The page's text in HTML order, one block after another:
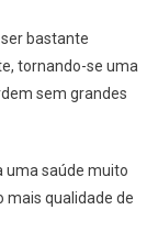
bastante
tornando-se uma
sem grandes
uma saúde muito
mais qualidade de